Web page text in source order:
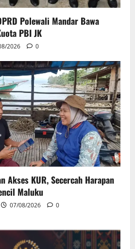
Polewali Mandar Bawa
PBI JK
2026 0
Akses KUR, Secercah Harapan
Maluku
07/08/2026 0